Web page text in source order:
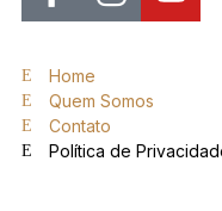
Home
Quem Somos
Contato
Política de